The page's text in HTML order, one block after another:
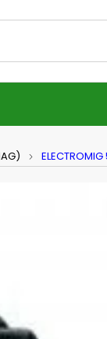
Scrie o recenzie